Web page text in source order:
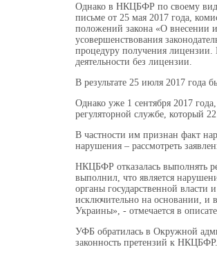
Однако в НКЦБФР по своему
письме от 25 мая 2017 года,
положений закона «О внесении
усовершенствования
процедуру получения
деятельности без лицензии.
В результате 25 июля 2017 года
Однако уже 1 сентября 2017
регуляторной службе, который
В частности им признан факт
нарушения – рассмотреть
НКЦБФР отказалась выполнять
выполнил, что является
органы государственной власти
исключительно на основании, и
Украины», - отмечается в
УФБ обратилась в Окружной
законность претензий к